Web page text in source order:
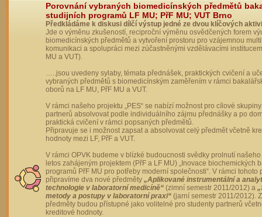
Porovnání vybraných biomedicínských předmětů
studijních programů LF MU; PřF MU; VUT Brno
Předkládáme k diskusi dílčí výstup jedné ze dvou klíčových
Jde o výměnu zkušeností, reciproční výměnu osvědčených forem
biomedicínských předmětů a vytvoření prostoru pro vzájemnou
komunikaci a spolupráci mezi zúčastněnými vzdělávacími
MU a VUT).
…..jsou uvedeny sylaby, témata přednášek, praktických cvičení a
vybraných předmětů s biomedicínským zaměřením v rámci
oborů na LF MU, PřF MU a VUT.
V rámci našeho projektu „PES“ se nabízí možnost pro cílové
partnerů absolvovat podle individuálního zájmu přednášky a po
praktická cvičení v rámci popsaných předmětů.
Připravuje se i možnost zapsat a absolvovat celý předmět včetně
hodnoty mezi LF, PřF a VUT.
V rámci OPVK budeme v blízké budoucnosti svědky prolnutí
letos zahájeným projektem (PřF a LF MU) „Inovace biochemických
programů PřF MU pro potřeby moderní společnosti“. V rámci tohoto
připravíme dva nové předměty „Aplikované instrumentální a
technologie v laboratorní medicíně“ (zimní semestr 2011/2012) a
metody a postupy v laboratorní praxi“ (jarní semestr 2011/2012).
předměty budou přístupné jako volitelné pro studenty partnerů
kreditové hodnoty.